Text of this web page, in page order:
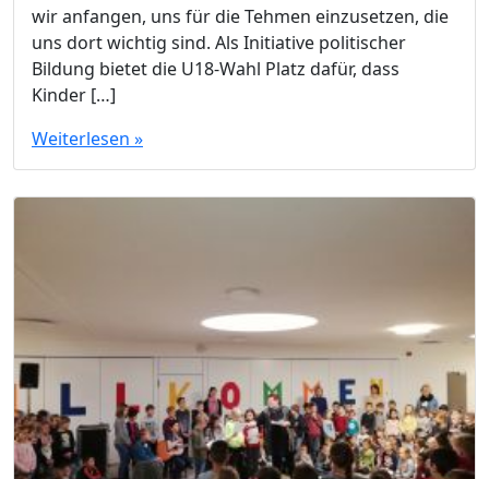
wir anfangen, uns für die Tehmen einzusetzen, die
uns dort wichtig sind. Als Initiative politischer
Bildung bietet die U18-Wahl Platz dafür, dass
Kinder […]
Weiterlesen »